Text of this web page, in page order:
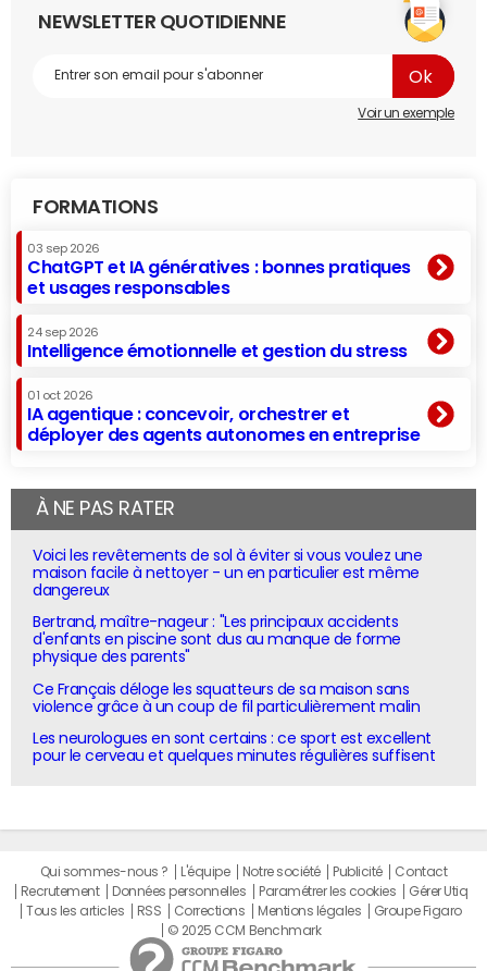
NEWSLETTER QUOTIDIENNE
Voir un exemple
FORMATIONS
03 sep 2026
ChatGPT et IA génératives : bonnes pratiques
et usages responsables
24 sep 2026
Intelligence émotionnelle et gestion du stress
01 oct 2026
IA agentique : concevoir, orchestrer et
déployer des agents autonomes en entreprise
À NE PAS RATER
Voici les revêtements de sol à éviter si vous voulez une
maison facile à nettoyer - un en particulier est même
dangereux
Bertrand, maître-nageur : "Les principaux accidents
d'enfants en piscine sont dus au manque de forme
physique des parents"
Ce Français déloge les squatteurs de sa maison sans
violence grâce à un coup de fil particulièrement malin
Les neurologues en sont certains : ce sport est excellent
pour le cerveau et quelques minutes régulières suffisent
Qui sommes-nous ? L'équipe Notre société Publicité
Contact
Recrutement
Données personnelles Paramétrer les cookies
Gérer Utiq
Tous les articles
RSS Corrections Mentions légales
Groupe Figaro
© 2025 CCM Benchmark